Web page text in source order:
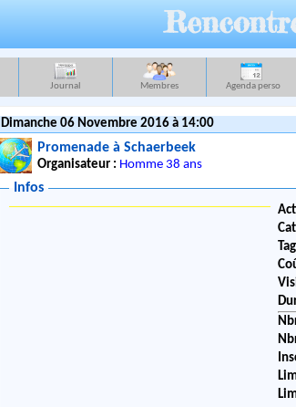
Journal Membres Agenda perso
Dimanche 06 Novembre 2016 à 14:00
Promenade à Schaerbeek
Organisateur : Homme 38 ans
Infos